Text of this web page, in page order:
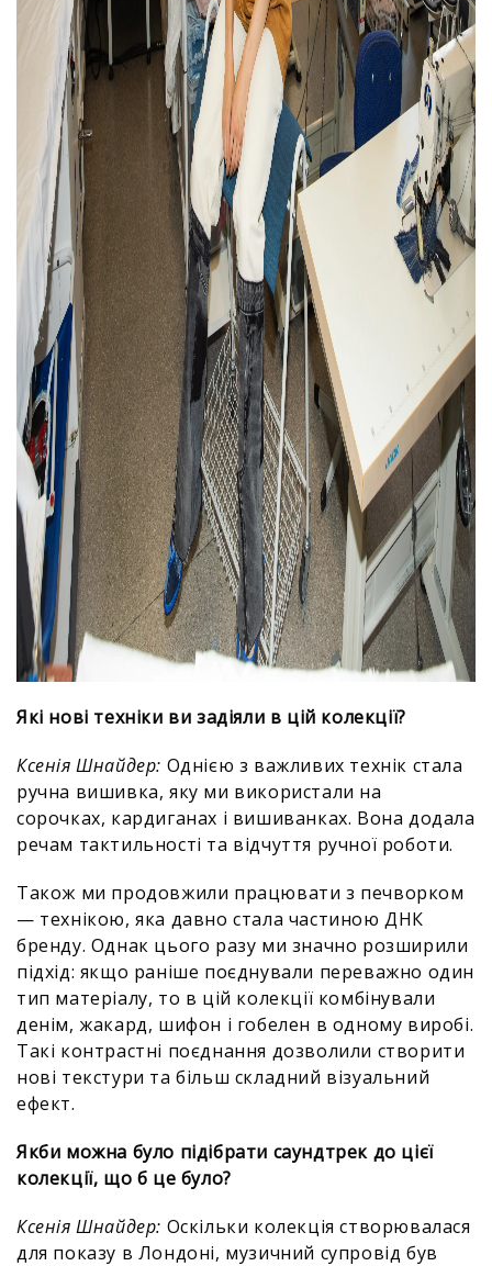
Які нові техніки ви задіяли в цій колекції?
Ксенія Шнайдер: Однією з важливих технік стала
ручна вишивка, яку ми використали на
сорочках, кардиганах і вишиванках. Вона додала
речам тактильності та відчуття ручної роботи.
Також ми продовжили працювати з печворком
— технікою, яка давно стала частиною ДНК
бренду. Однак цього разу ми значно розширили
підхід: якщо раніше поєднували переважно один
тип матеріалу, то в цій колекції комбінували
денім, жакард, шифон і гобелен в одному виробі.
Такі контрастні поєднання дозволили створити
нові текстури та більш складний візуальний
ефект.
Якби можна було підібрати саундтрек до цієї
колекції, що б це було?
Ксенія Шнайдер: Оскільки колекція створювалася
для показу в Лондоні, музичний супровід був